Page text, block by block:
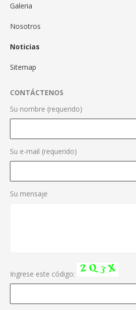
Galeria
Nosotros
Noticias
Sitemap
CONTÁCTENOS
Su nombre (requerido)
Su e-mail (requerido)
Su mensaje
Ingrese este código: